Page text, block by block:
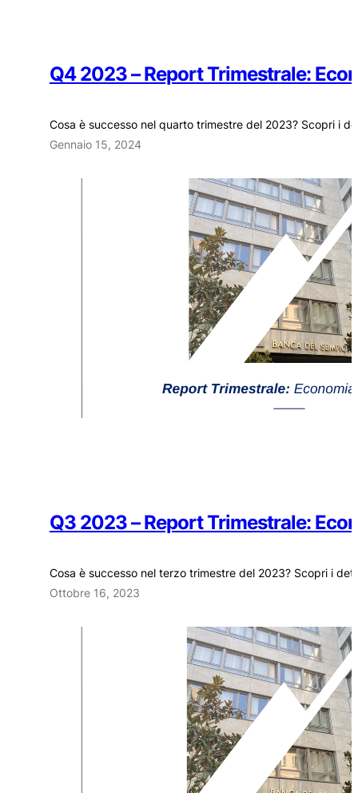
Q4 2023 – Report Trimestrale:
Cosa è successo nel quarto trimestre del 2023? Scopri i
Gennaio 15, 2024
Q3 2023 – Report Trimestrale:
Cosa è successo nel terzo trimestre del 2023? Scopri i
Ottobre 16, 2023